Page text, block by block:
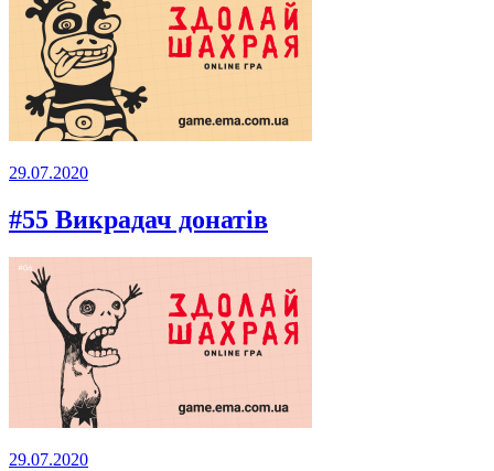
29.07.2020
#55 Викрадач донатів
29.07.2020